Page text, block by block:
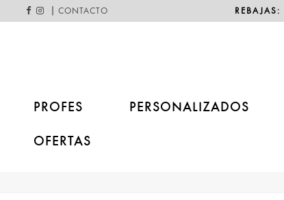
CONTACTO REBAJAS:
PROFES PERSONALIZADOS
OFERTAS